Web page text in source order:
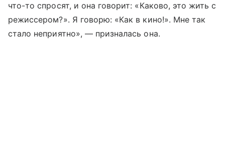
что-то спросят, и она говорит: «Каково, это жить с
режиссером?». Я говорю: «Как в кино!». Мне так
стало неприятно», — призналась она.